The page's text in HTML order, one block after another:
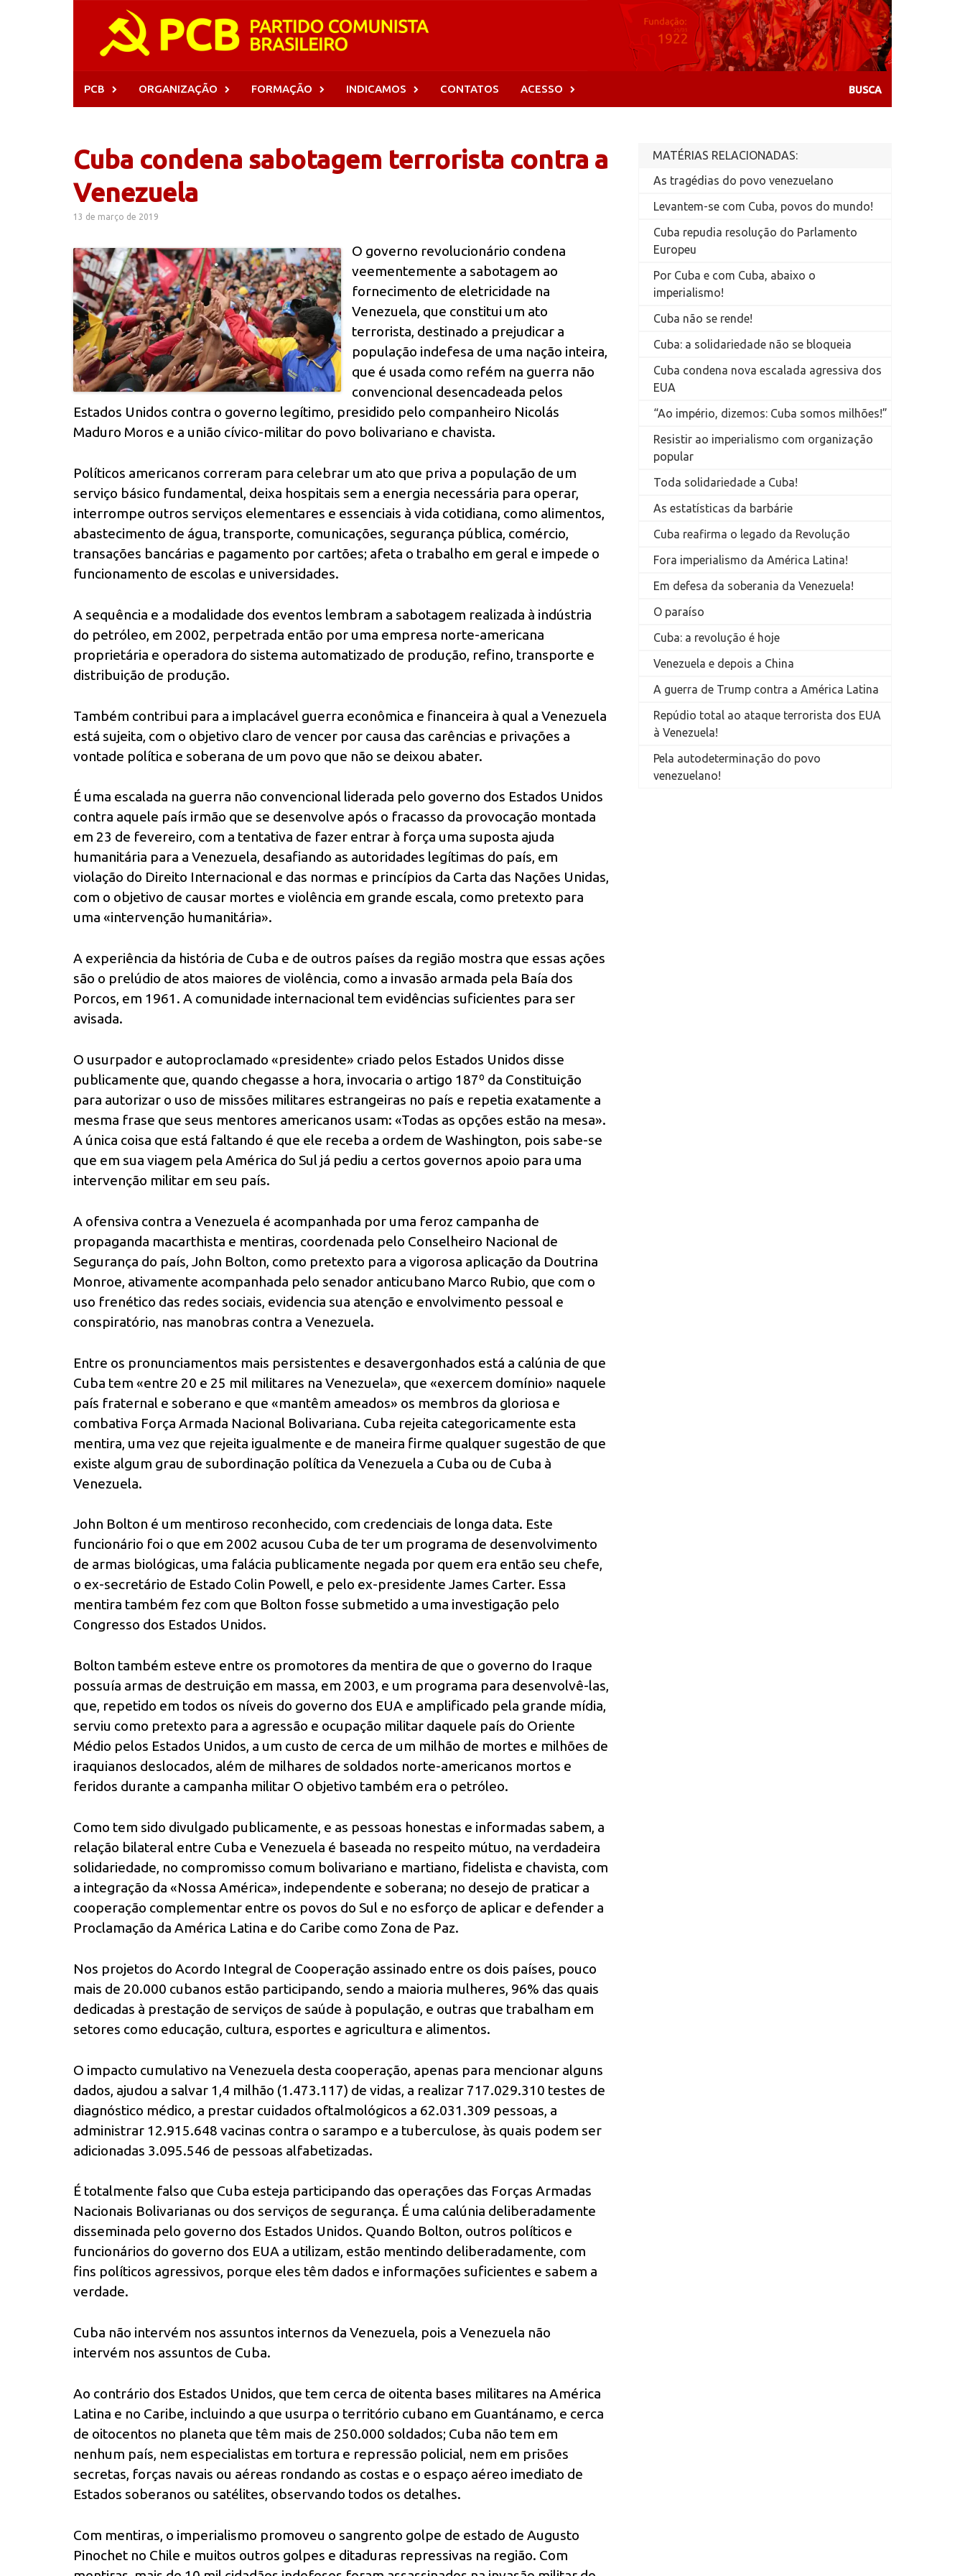
PCB ORGANIZAÇÃO FORMAÇÃO INDICAMOS CONTATOS ACESSO
Cuba condena sabotagem terrorista contra a
Venezuela
13 de março de 2019
O governo revolucionário condena
veementemente a sabotagem ao
fornecimento de eletricidade na
Venezuela, que constitui um ato
terrorista, destinado a prejudicar a
população indefesa de uma nação inteira,
que é usada como refém na guerra não
convencional desencadeada pelos
Estados Unidos contra o governo legítimo, presidido pelo companheiro Nicolás
Maduro Moros e a união cívico-militar do povo bolivariano e chavista.
Políticos americanos correram para celebrar um ato que priva a população de um
serviço básico fundamental, deixa hospitais sem a energia necessária para operar,
interrompe outros serviços elementares e essenciais à vida cotidiana, como alimentos,
abastecimento de água, transporte, comunicações, segurança pública, comércio,
transações bancárias e pagamento por cartões; afeta o trabalho em geral e impede o
funcionamento de escolas e universidades.
A sequência e a modalidade dos eventos lembram a sabotagem realizada à indústria
do petróleo, em 2002, perpetrada então por uma empresa norte-americana
proprietária e operadora do sistema automatizado de produção, refino, transporte e
distribuição de produção.
Também contribui para a implacável guerra econômica e financeira à qual a Venezuela
está sujeita, com o objetivo claro de vencer por causa das carências e privações a
vontade política e soberana de um povo que não se deixou abater.
É uma escalada na guerra não convencional liderada pelo governo dos Estados Unidos
contra aquele país irmão que se desenvolve após o fracasso da provocação montada
em 23 de fevereiro, com a tentativa de fazer entrar à força uma suposta ajuda
humanitária para a Venezuela, desafiando as autoridades legítimas do país, em
violação do Direito Internacional e das normas e princípios da Carta das Nações Unidas,
com o objetivo de causar mortes e violência em grande escala, como pretexto para
uma «intervenção humanitária».
A experiência da história de Cuba e de outros países da região mostra que essas ações
são o prelúdio de atos maiores de violência, como a invasão armada pela Baía dos
Porcos, em 1961. A comunidade internacional tem evidências suficientes para ser
avisada.
O usurpador e autoproclamado «presidente» criado pelos Estados Unidos disse
publicamente que, quando chegasse a hora, invocaria o artigo 187º da Constituição
para autorizar o uso de missões militares estrangeiras no país e repetia exatamente a
mesma frase que seus mentores americanos usam: «Todas as opções estão na mesa».
A única coisa que está faltando é que ele receba a ordem de Washington, pois sabe-se
que em sua viagem pela América do Sul já pediu a certos governos apoio para uma
intervenção militar em seu país.
A ofensiva contra a Venezuela é acompanhada por uma feroz campanha de
propaganda macarthista e mentiras, coordenada pelo Conselheiro Nacional de
Segurança do país, John Bolton, como pretexto para a vigorosa aplicação da Doutrina
Monroe, ativamente acompanhada pelo senador anticubano Marco Rubio, que com o
uso frenético das redes sociais, evidencia sua atenção e envolvimento pessoal e
conspiratório, nas manobras contra a Venezuela.
Entre os pronunciamentos mais persistentes e desavergonhados está a calúnia de que
Cuba tem «entre 20 e 25 mil militares na Venezuela», que «exercem domínio» naquele
país fraternal e soberano e que «mantêm ameados» os membros da gloriosa e
combativa Força Armada Nacional Bolivariana. Cuba rejeita categoricamente esta
mentira, uma vez que rejeita igualmente e de maneira firme qualquer sugestão de que
existe algum grau de subordinação política da Venezuela a Cuba ou de Cuba à
Venezuela.
John Bolton é um mentiroso reconhecido, com credenciais de longa data. Este
funcionário foi o que em 2002 acusou Cuba de ter um programa de desenvolvimento
de armas biológicas, uma falácia publicamente negada por quem era então seu chefe,
o ex-secretário de Estado Colin Powell, e pelo ex-presidente James Carter. Essa
mentira também fez com que Bolton fosse submetido a uma investigação pelo
Congresso dos Estados Unidos.
Bolton também esteve entre os promotores da mentira de que o governo do Iraque
possuía armas de destruição em massa, em 2003, e um programa para desenvolvê-las,
que, repetido em todos os níveis do governo dos EUA e amplificado pela grande mídia,
serviu como pretexto para a agressão e ocupação militar daquele país do Oriente
Médio pelos Estados Unidos, a um custo de cerca de um milhão de mortes e milhões de
iraquianos deslocados, além de milhares de soldados norte-americanos mortos e
feridos durante a campanha militar O objetivo também era o petróleo.
Como tem sido divulgado publicamente, e as pessoas honestas e informadas sabem, a
relação bilateral entre Cuba e Venezuela é baseada no respeito mútuo, na verdadeira
solidariedade, no compromisso comum bolivariano e martiano, fidelista e chavista, com
a integração da «Nossa América», independente e soberana; no desejo de praticar a
cooperação complementar entre os povos do Sul e no esforço de aplicar e defender a
Proclamação da América Latina e do Caribe como Zona de Paz.
Nos projetos do Acordo Integral de Cooperação assinado entre os dois países, pouco
mais de 20.000 cubanos estão participando, sendo a maioria mulheres, 96% das quais
dedicadas à prestação de serviços de saúde à população, e outras que trabalham em
setores como educação, cultura, esportes e agricultura e alimentos.
O impacto cumulativo na Venezuela desta cooperação, apenas para mencionar alguns
dados, ajudou a salvar 1,4 milhão (1.473.117) de vidas, a realizar 717.029.310 testes de
diagnóstico médico, a prestar cuidados oftalmológicos a 62.031.309 pessoas, a
administrar 12.915.648 vacinas contra o sarampo e a tuberculose, às quais podem ser
adicionadas 3.095.546 de pessoas alfabetizadas.
É totalmente falso que Cuba esteja participando das operações das Forças Armadas
Nacionais Bolivarianas ou dos serviços de segurança. É uma calúnia deliberadamente
disseminada pelo governo dos Estados Unidos. Quando Bolton, outros políticos e
funcionários do governo dos EUA a utilizam, estão mentindo deliberadamente, com
fins políticos agressivos, porque eles têm dados e informações suficientes e sabem a
verdade.
Cuba não intervém nos assuntos internos da Venezuela, pois a Venezuela não
intervém nos assuntos de Cuba.
Ao contrário dos Estados Unidos, que tem cerca de oitenta bases militares na América
Latina e no Caribe, incluindo a que usurpa o território cubano em Guantánamo, e cerca
de oitocentos no planeta que têm mais de 250.000 soldados; Cuba não tem em
nenhum país, nem especialistas em tortura e repressão policial, nem em prisões
secretas, forças navais ou aéreas rondando as costas e o espaço aéreo imediato de
Estados soberanos ou satélites, observando todos os detalhes.
Com mentiras, o imperialismo promoveu o sangrento golpe de estado de Augusto
Pinochet no Chile e muitos outros golpes e ditaduras repressivas na região. Com
MATÉRIAS RELACIONADAS:
As tragédias do povo venezuelano
Levantem-se com Cuba, povos do mundo!
Cuba repudia resolução do Parlamento
Europeu
Por Cuba e com Cuba, abaixo o
imperialismo!
Cuba não se rende!
Cuba: a solidariedade não se bloqueia
Cuba condena nova escalada agressiva dos
EUA
“Ao império, dizemos: Cuba somos milhões!”
Resistir ao imperialismo com organização
popular
Toda solidariedade a Cuba!
As estatísticas da barbárie
Cuba reafirma o legado da Revolução
Fora imperialismo da América Latina!
Em defesa da soberania da Venezuela!
O paraíso
Cuba: a revolução é hoje
Venezuela e depois a China
A guerra de Trump contra a América Latina
Repúdio total ao ataque terrorista dos EUA
à Venezuela!
Pela autodeterminação do povo
venezuelano!